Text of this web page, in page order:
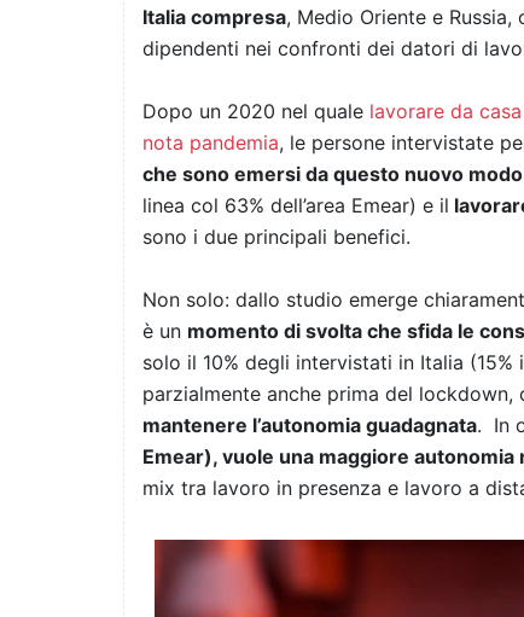
Italia compresa, Medio Oriente e Russia,
dipendenti nei confronti dei datori di
Dopo un 2020 nel quale lavorare da casa
nota pandemia, le persone intervistate
che sono emersi da questo nuovo
linea col 63% dell’area Emear) e il
sono i due principali benefici.
Non solo: dallo studio emerge
è un momento di svolta che sfida le
solo il 10% degli intervistati in Italia
parzialmente anche prima del lockdown,
mantenere l’autonomia guadagnata. In
Emear), vuole una maggiore
mix tra lavoro in presenza e lavoro a